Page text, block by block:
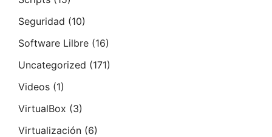
Seguridad (10)
Software Lilbre (16)
Uncategorized (171)
Videos (1)
VirtualBox (3)
Virtualización (6)